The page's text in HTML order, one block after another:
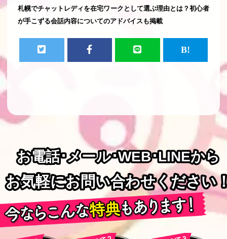
札幌でチャットレディを在宅ワークとして選ぶ理由とは？初心者
が手こずる会話内容についてのアドバイスも掲載
お電話･メール･WEB･LINEから
お電話･メール･WEB･LINEから
お気軽にお問い合わせください
お気軽にお問い合わせください